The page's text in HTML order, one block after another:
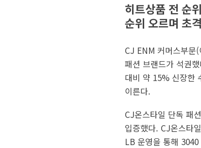
히트상품 전 순
순위 오르며 초
CJ ENM 커머스부문
패션 브랜드가 석권
대비 약 15% 신장한
이른다.
CJ온스타일 단독 패
입증했다. CJ온스타
LB 운영을 통해